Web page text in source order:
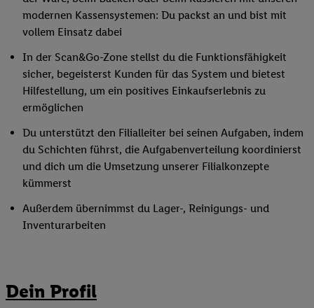
modernen Kassensystemen: Du packst an und bist mit
vollem Einsatz dabei
In der Scan&Go-Zone stellst du die Funktionsfähigkeit
sicher, begeisterst Kunden für das System und bietest
Hilfestellung, um ein positives Einkaufserlebnis zu
ermöglichen
Du unterstützt den Filialleiter bei seinen Aufgaben, indem
du Schichten führst, die Aufgabenverteilung koordinierst
und dich um die Umsetzung unserer Filialkonzepte
kümmerst
Außerdem übernimmst du Lager-, Reinigungs- und
Inventurarbeiten
Dein Profil